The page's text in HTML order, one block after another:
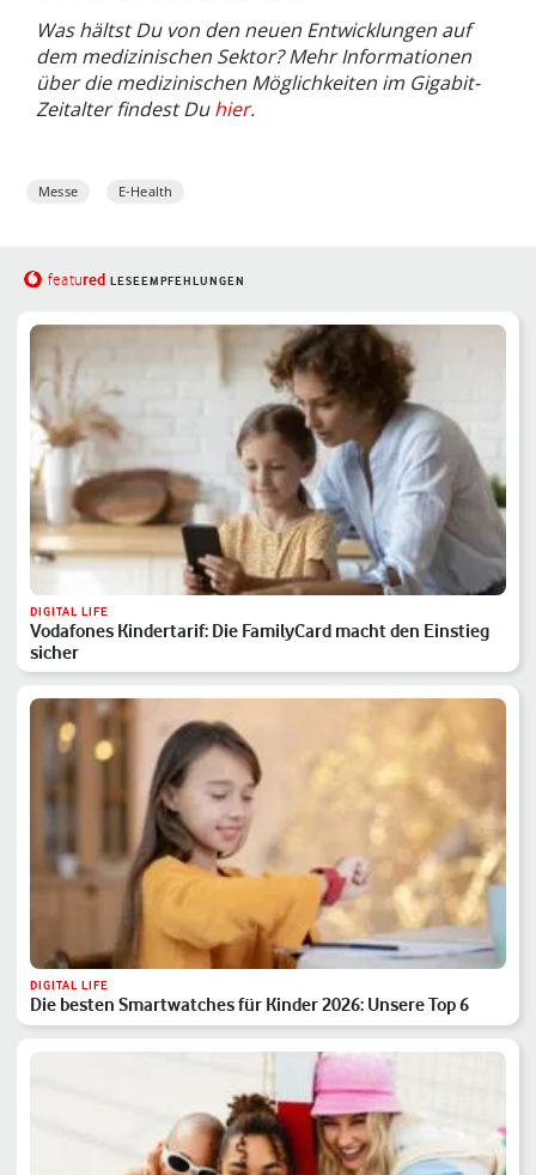
Was hältst Du von den neuen Entwicklungen auf
dem medizinischen Sektor? Mehr Informationen
über die medizinischen Möglichkeiten im Gigabit-
Zeitalter findest Duhier.
Messe E-Health
featured LESEEMPFEHLUNGEN
DIGITAL LIFE
Vodafones Kindertarif: Die FamilyCard macht den Einstieg
sicher
DIGITAL LIFE
Die besten Smartwatches für Kinder 2026: Unsere Top 6